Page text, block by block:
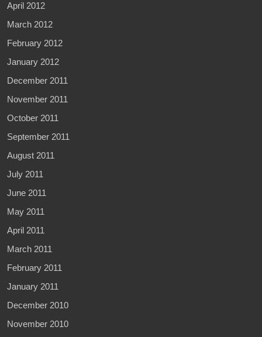
April 2012
March 2012
February 2012
January 2012
December 2011
November 2011
October 2011
September 2011
August 2011
July 2011
June 2011
May 2011
April 2011
March 2011
February 2011
January 2011
December 2010
November 2010